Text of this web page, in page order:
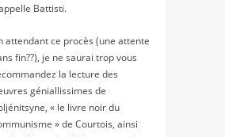
Battisti.
attendant ce procès (une attente
fin??), je ne saurai trop vous
la lecture des
géniallissimes de
« le livre noir du
» de Courtois, ainsi